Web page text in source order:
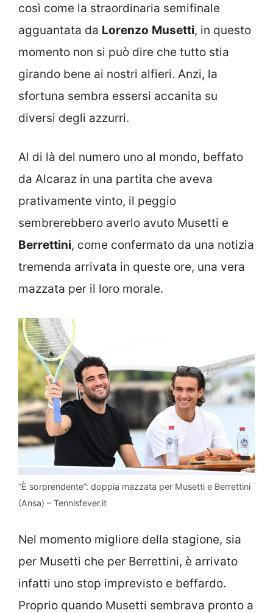
così come la straordinaria semifinale
agguantata da Lorenzo Musetti, in questo
momento non si può dire che tutto stia
girando bene ai nostri alfieri. Anzi, la
sfortuna sembra essersi accanita su
diversi degli azzurri.
Al di là del numero uno al mondo, beffato
da Alcaraz in una partita che aveva
prativamente vinto, il peggio
sembrerebbero averlo avuto Musetti e
Berrettini, come confermato da una notizia
tremenda arrivata in queste ore, una vera
mazzata per il loro morale.
“È sorprendente”: doppia mazzata per Musetti e Berrettini
(Ansa) – Tennisfever.it
Nel momento migliore della stagione, sia
per Musetti che per Berrettini, è arrivato
infatti uno stop imprevisto e beffardo.
Proprio quando Musetti sembrava pronto a